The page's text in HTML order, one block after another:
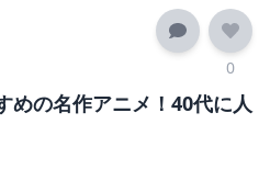
0
めの名作アニメ！40代に人